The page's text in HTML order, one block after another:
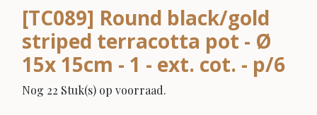
[TC089] Round black/gold
striped terracotta pot - Ø
15x 15cm - 1 - ext. cot. - p/6
Nog 22 Stuk(s) op voorraad.